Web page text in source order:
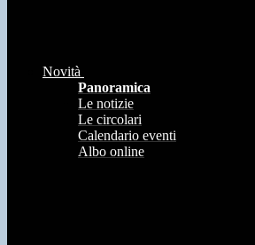
Novità
Panoramica
Le notizie
Le circolari
Calendario eventi
Albo online